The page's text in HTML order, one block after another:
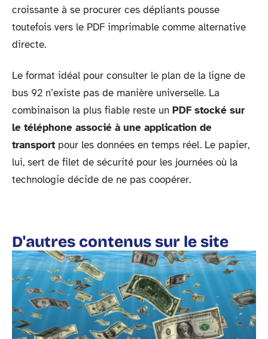
croissante à se procurer ces dépliants pousse
toutefois vers le PDF imprimable comme alternative
directe.
Le format idéal pour consulter le plan de la ligne de
bus 92 n’existe pas de manière universelle. La
combinaison la plus fiable reste un PDF stocké sur
le téléphone associé à une application de
transport pour les données en temps réel. Le papier,
lui, sert de filet de sécurité pour les journées où la
technologie décide de ne pas coopérer.
D'autres contenus sur le site